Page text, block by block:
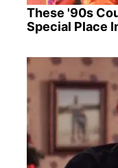
These '90s
Special Place